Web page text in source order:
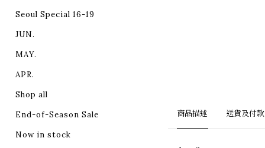
Seoul Special 16-19
JUN.
MAY.
APR.
Shop all
End-of-Season Sale
Now in stock
商品描述 送貨及付